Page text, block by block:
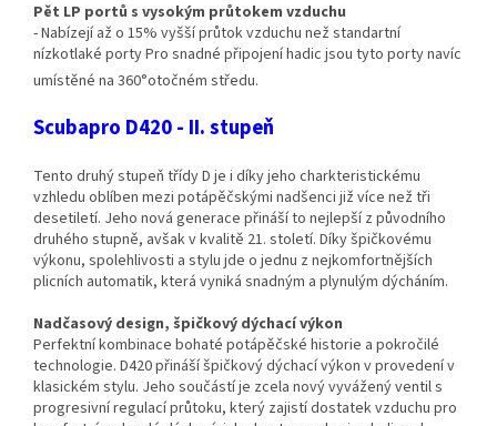
Pět LP portů s vysokým průtokem vzduchu
- Nabízejí až o 15% vyšší průtok vzduchu než standartní
nízkotlaké porty Pro snadné připojení hadic jsou tyto porty navíc
umístěné na 360°otočném středu.
Scubapro D420 - II. stupeň
Tento druhý stupeň třídy D je i díky jeho charkteristickému
vzhledu oblíben mezi potápěčskými nadšenci již více než tři
desetiletí. Jeho nová generace přináší to nejlepší z původního
druhého stupně, avšak v kvalitě 21. století. Díky špičkovému
výkonu, spolehlivosti a stylu jde o jednu z nejkomfortnějších
plicních automatik, která vyniká snadným a plynulým dýcháním.
Nadčasový design, špičkový dýchací výkon
Perfektní kombinace bohaté potápěčské historie a pokročilé
technologie. D420 přináší špičkový dýchací výkon v provedení v
klasickém stylu. Jeho součástí je zcela nový vyvážený ventil s
progresivní regulací průtoku, který zajistí dostatek vzduchu pro